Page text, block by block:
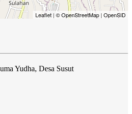
Leaflet |© OpenStreetMap | OpenSID
Yudha, Desa Susut